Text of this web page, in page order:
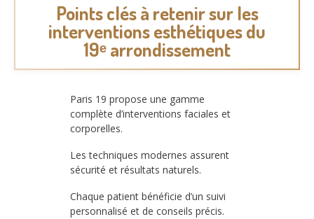
Points clés à retenir sur les
interventions esthétiques du
19ᵉ arrondissement
Paris 19 propose une gamme
complète d’interventions faciales et
corporelles.
Les techniques modernes assurent
sécurité et résultats naturels.
Chaque patient bénéficie d’un suivi
personnalisé et de conseils précis.